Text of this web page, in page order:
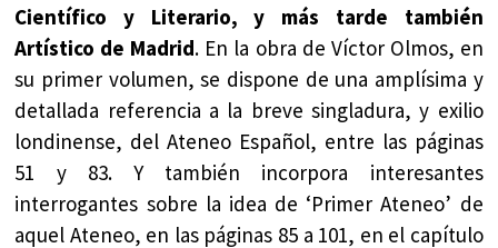
Científico y Literario, y más tarde también
Artístico de Madrid. En la obra de Víctor Olmos, en
su primer volumen, se dispone de una amplísima y
detallada referencia a la breve singladura, y exilio
londinense, del Ateneo Español, entre las páginas
51 y 83. Y también incorpora interesantes
interrogantes sobre la idea de ‘Primer Ateneo’ de
aquel Ateneo, en las páginas 85 a 101, en el capítulo